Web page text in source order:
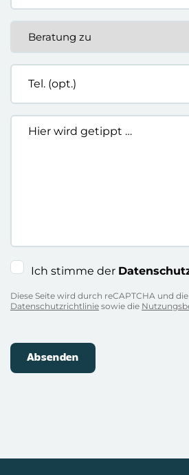
*
(opt.)
wird
Einwilligung
Ich stimme der
Diese Seite wird durch reCAPTCHA und
Datenschutzrichtlinie sowie die